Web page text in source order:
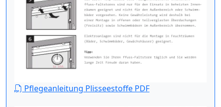
Pflegeanleitung Plisseestoffe PDF